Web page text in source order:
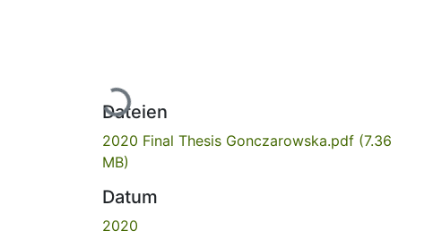
Lade...
Dateien
2020 Final Thesis Gonczarowska.pdf (7.36
MB)
Datum
2020